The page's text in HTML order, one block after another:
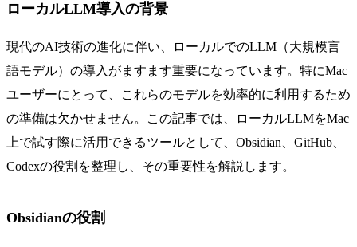
ローカルLLM導入の背景
現代のAI技術の進化に伴い、ローカルでのLLM（大規模言
語モデル）の導入がますます重要になっています。特にMac
ユーザーにとって、これらのモデルを効率的に利用するため
の準備は欠かせません。この記事では、ローカルLLMをMac
上で試す際に活用できるツールとして、Obsidian、GitHub、
Codexの役割を整理し、その重要性を解説します。
Obsidianの役割